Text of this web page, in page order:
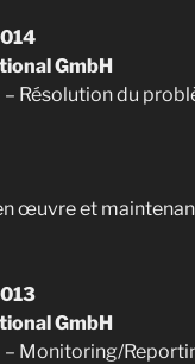
GmbH
– Résolution du
œuvre et
GmbH
– Monitoring/